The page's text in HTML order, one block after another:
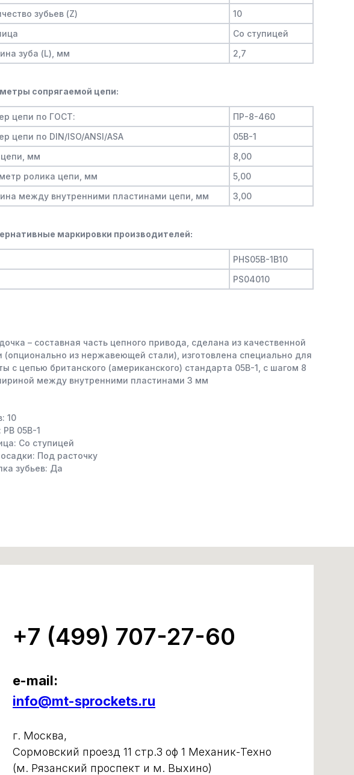
зубьев (Z)
10
Со ступицей
зуба (L), мм
2,7
сопрягаемой цепи:
цепи по ГОСТ:
ПР-8-460
цепи по DIN/ISO/ANSI/ASA
05B-1
мм
8,00
ролика цепи, мм
5,00
между внутренними пластинами цепи, мм
3,00
маркировки производителей:
PHS05B-1B10
PS04010
– составная часть цепного привода, сделана из качественной
(опционально из нержавеющей стали), изготовлена специально для
с цепью британского (американского) стандарта 05B-1, с шагом 8
между внутренними пластинами 3 мм
10
05B-1
Со ступицей
Под расточку
зубьев: Да
+7 (499) 707-27-60
e-mail:
info@mt-sprockets.ru
г. Москва,
Сормовский проезд 11 стр.3 оф 1 Механик-Техно
(м. Рязанский проспект и м. Выхино)